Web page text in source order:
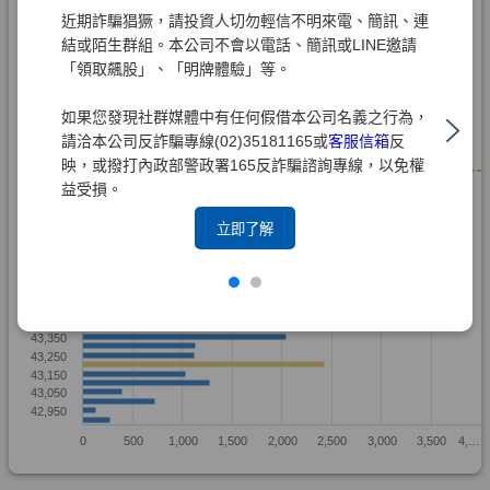
近期詐騙猖獗，請投資人切勿輕信不明來電、簡訊、連
結或陌生群組。本公司不會以電話、簡訊或LINE邀請
「領取飆股」、「明牌體驗」等。
如果您發現社群媒體中有任何假借本公司名義之行為，
請洽本公司反詐騙專線(02)35181165或客服信箱反
映，或撥打內政部警政署165反詐騙諮詢專線，以免權
益受損。
立即了解